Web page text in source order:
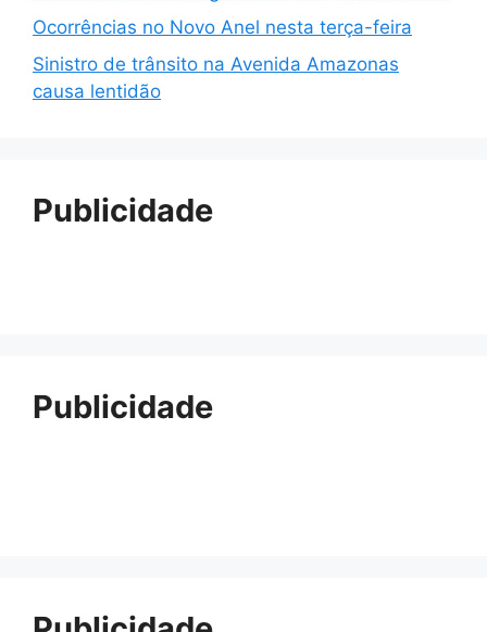
Ocorrências no Novo Anel nesta terça-feira
Sinistro de trânsito na Avenida Amazonas
causa lentidão
Publicidade
Publicidade